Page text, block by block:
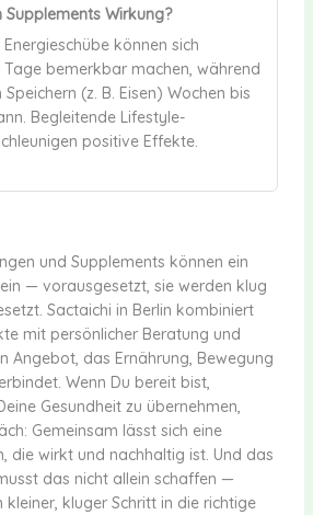
Supplements Wirkung?
können sich
bemerkbar machen, während
(z. B. Eisen) Wochen bis
Begleitende Lifestyle-
positive Effekte.
und Supplements können ein
— vorausgesetzt, sie werden klug
Sactaichi in Berlin kombiniert
mit persönlicher Beratung und
Angebot, das Ernährung, Bewegung
Wenn Du bereit bist,
Gesundheit zu übernehmen,
Gemeinsam lässt sich eine
die wirkt und nachhaltig ist. Und das
das nicht allein schaffen —
kleiner, kluger Schritt in die richtige